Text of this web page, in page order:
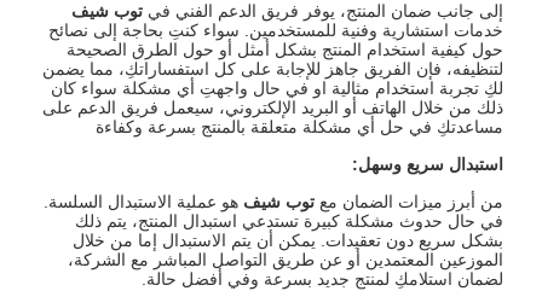
إلى جانب ضمان المنتج، يوفر فريق الدعم الفني فيتوب شيف
خدمات استشارية وفنية للمستخدمين. سواء كنتِ بحاجة إلى نصائح
حول كيفية استخدام المنتج بشكل أمثل أو حول الطرق الصحيحة
لتنظيفه، فإن الفريق جاهز للإجابة على كل استفساراتكِ، مما يضمن
لكِ تجربة استخدام مثالية او في حال واجهتِ أي مشكلة سواء كان
ذلك من خلال الهاتف أو البريد الإلكتروني، سيعمل فريق الدعم على
مساعدتكِ في حل أي مشكلة متعلقة بالمنتج بسرعة وكفاءة
استبدال سريع وسهل:
من أبرز ميزات الضمان معتوب شيف هو عملية الاستبدال السلسة.
في حال حدوث مشكلة كبيرة تستدعي استبدال المنتج، يتم ذلك
بشكل سريع دون تعقيدات. يمكن أن يتم الاستبدال إما من خلال
الموزعين المعتمدين أو عن طريق التواصل المباشر مع الشركة،
لضمان استلامكِ لمنتج جديد بسرعة وفي أفضل حالة.